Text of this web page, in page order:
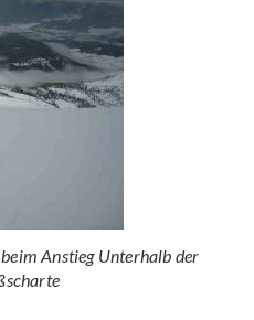
Anstieg Unterhalb der